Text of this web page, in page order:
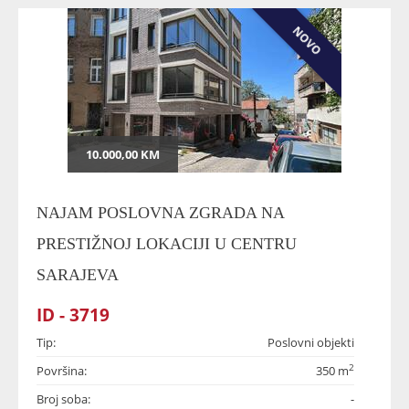
NOVO
10.000,00 KM
NAJAM POSLOVNA ZGRADA NA
PRESTIŽNOJ LOKACIJI U CENTRU
SARAJEVA
ID - 3719
Tip:
Poslovni objekti
Površina:
350 m2
Broj soba:
-